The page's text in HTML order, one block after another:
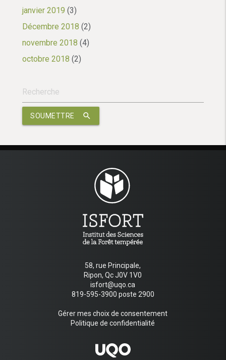
janvier 2019 (3)
Décembre 2018 (2)
novembre 2018 (4)
octobre 2018 (2)
search
SOUMETTRE
58, rue Principale,
Ripon, Qc J0V 1V0
isfort@uqo.ca
819-595-3900 poste 2900
Gérer mes choix de consentement
Politique de confidentialité